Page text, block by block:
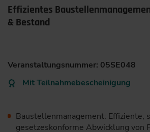
Effizientes
& Bestand
Veranstaltungsnummer: 05SE048
Mit Teilnahmebescheinigung
Baustellenmanagement: Effiziente,
gesetzeskonforme Abwicklung von